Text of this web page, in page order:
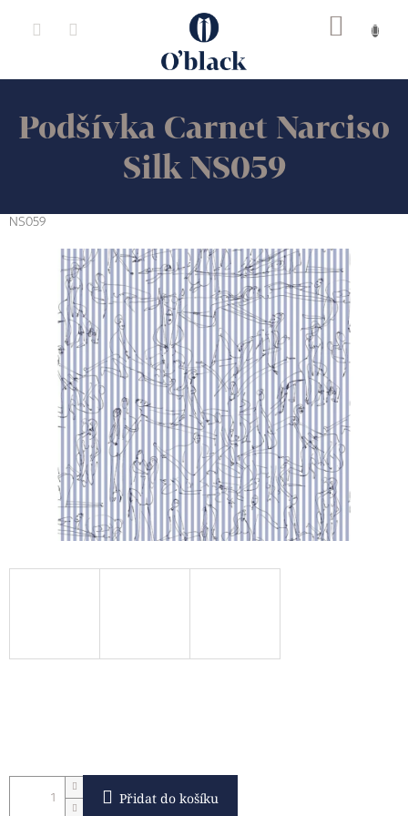
Podšívka Carnet Narciso
Silk NS059
NS059
Přidat do košíku